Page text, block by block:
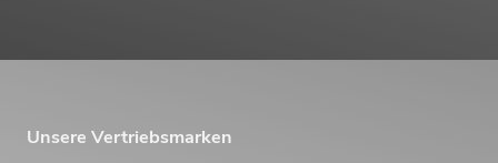
Unsere Vertriebsmarken